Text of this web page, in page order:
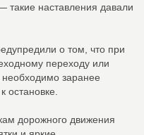
такие наставления давали
о том, что при
переходу или
необходимо заранее
остановке.
дорожного движения